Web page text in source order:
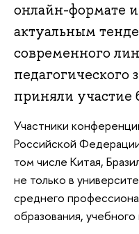
онлайн-формате
актуальным
современного
педагогического
приняли участие
Участники
Российской
том числе Китая,
не только в
среднего
образования,